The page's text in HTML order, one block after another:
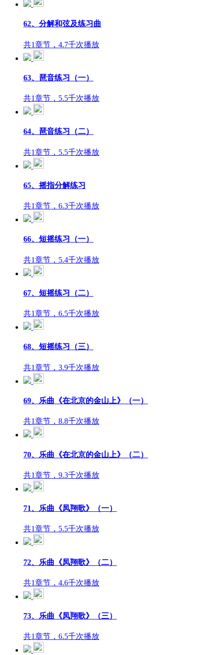
62、分解和弦及练习曲
共1章节，4.7千次播放
63、琶音练习（一）
共1章节，5.5千次播放
64、琶音练习（二）
共1章节，5.5千次播放
65、摇指分解练习
共1章节，6.3千次播放
66、短摇练习（一）
共1章节，5.4千次播放
67、短摇练习（二）
共1章节，6.5千次播放
68、短摇练习（三）
共1章节，3.9千次播放
69、乐曲《在北京的金山上》（一）
共1章节，8.8千次播放
70、乐曲《在北京的金山上》（二）
共1章节，9.3千次播放
71、乐曲《凤翔歌》（一）
共1章节，5.5千次播放
72、乐曲《凤翔歌》（二）
共1章节，4.6千次播放
73、乐曲《凤翔歌》（三）
共1章节，6.5千次播放